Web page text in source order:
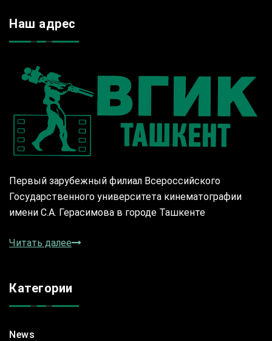
Наш адрес
Первый зарубежный филиал Всероссийского
Государственного университета кинематографии
имени С.А. Герасимова в городе Ташкенте
Читать далее
Категории
News